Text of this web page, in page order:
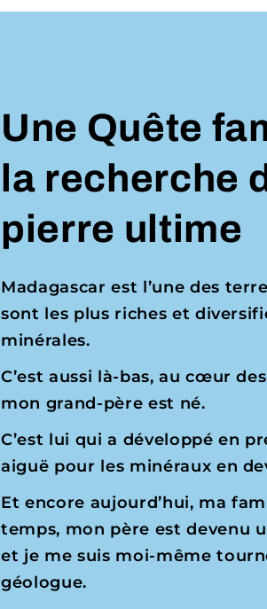
Une Quête
la recherche
pierre ultime
Madagascar est l’une des
sont les plus riches et
minérales.
C’est aussi là-bas, au cœur
mon grand-père est né.
C’est lui qui a développé en
aiguë pour les minéraux en
Et encore aujourd’hui, ma
temps, mon père est devenu
et je me suis moi-même
géologue.